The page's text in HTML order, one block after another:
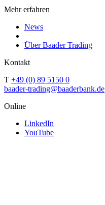
Mehr erfahren
News
Über Baader Trading
Kontakt
T +49 (0) 89 5150 0
baader-trading@baaderbank.de
Online
LinkedIn
YouTube